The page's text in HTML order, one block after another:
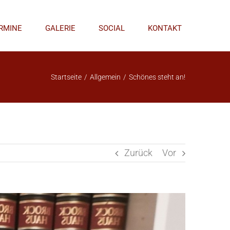
GALERIE SOCIAL KONTAKT
Startseite / Allgemein / Schönes steht an!
Zurück Vor